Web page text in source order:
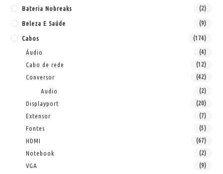
Bateria Nobreaks (2)
Beleza E Saúde (9)
Cabos (174)
Áudio (4)
Cabo de rede (12)
Conversor (42)
Audio (2)
Displayport (20)
Extensor (7)
Fontes (5)
HDMI (67)
Notebook (2)
VGA (9)